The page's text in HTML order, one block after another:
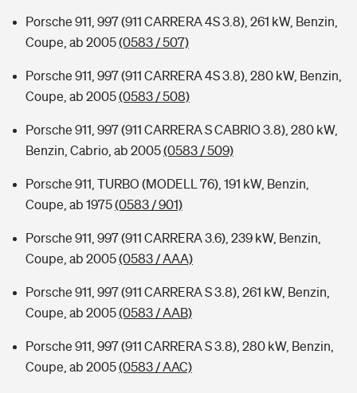
Porsche 911, 997 (911 CARRERA 4S 3.8), 261 kW, Benzin,
Coupe, ab 2005(0583 / 507)
Porsche 911, 997 (911 CARRERA 4S 3.8), 280 kW, Benzin,
Coupe, ab 2005(0583 / 508)
Porsche 911, 997 (911 CARRERA S CABRIO 3.8), 280 kW,
Benzin, Cabrio, ab 2005(0583 / 509)
Porsche 911, TURBO (MODELL 76), 191 kW, Benzin,
Coupe, ab 1975(0583 / 901)
Porsche 911, 997 (911 CARRERA 3.6), 239 kW, Benzin,
Coupe, ab 2005(0583 / AAA)
Porsche 911, 997 (911 CARRERA S 3.8), 261 kW, Benzin,
Coupe, ab 2005(0583 / AAB)
Porsche 911, 997 (911 CARRERA S 3.8), 280 kW, Benzin,
Coupe, ab 2005(0583 / AAC)